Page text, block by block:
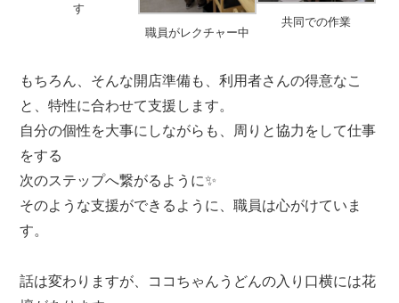
す
職員がレクチャー中
共同での作業
もちろん、そんな開店準備も、利用者さんの得意なこ
と、特性に合わせて支援します。
自分の個性を大事にしながらも、周りと協力をして仕事
をする
次のステップへ繋がるように✨
そのような支援ができるように、職員は心がけていま
す。
話は変わりますが、ココちゃんうどんの入り口横には花